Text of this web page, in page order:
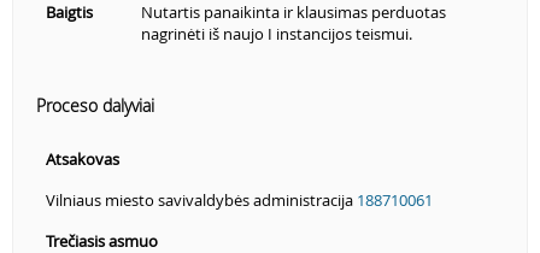
Baigtis
Nutartis panaikinta ir klausimas perduotas
nagrinėti iš naujo I instancijos teismui.
Proceso dalyviai
Atsakovas
Vilniaus miesto savivaldybės administracija 188710061
Trečiasis asmuo